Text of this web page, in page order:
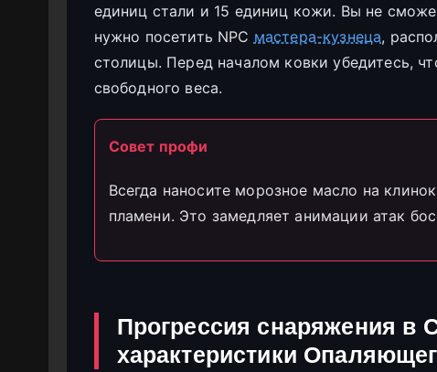
единиц стали и 15 единиц кожи. Вы не
нужно посетить NPC мастера-кузнеца,
столицы. Перед началом ковки убедитесь,
свободного веса.
Совет профи
Всегда наносите морозное масло на
пламени. Это замедляет анимации атак
Прогрессия снаряжения в
характеристики